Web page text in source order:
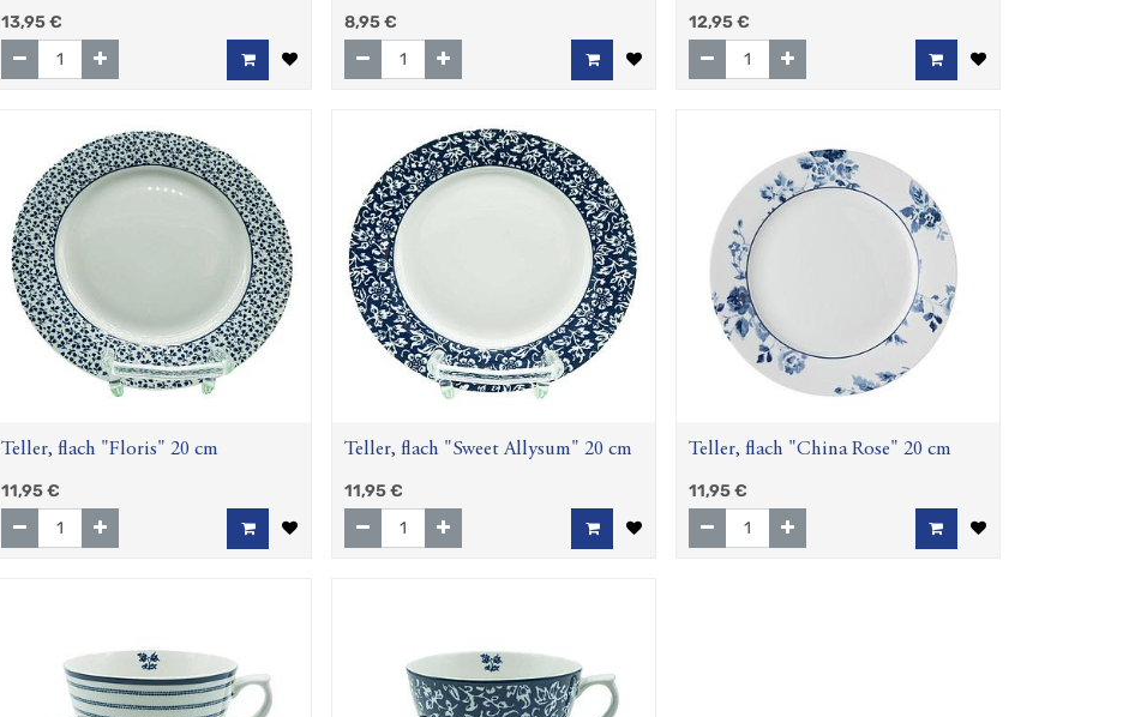
Blau" (Winterling)
13,95€
Ostfriesenrose (Amina)
8,95€
12,95€
Teller, flach "Floris" 20 cm
11,95€
Teller, flach "Sweet Allysum" 20 cm
11,95€
Teller, flach "China Rose" 20 cm
11,95€